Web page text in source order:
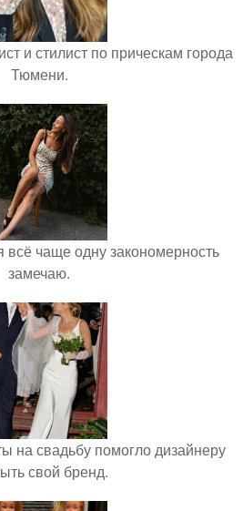
и стилист по прическам города
Тюмени.
чаще одну закономерность
замечаю.
на свадьбу помогло дизайнеру
свой бренд.